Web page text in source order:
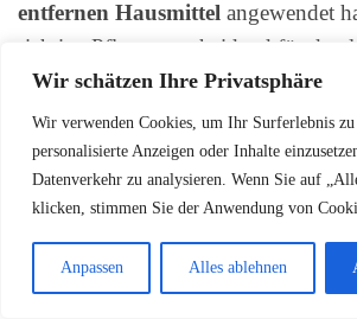
Wir schätzen Ihre Privatsphäre
Wir verwenden Cookies, um Ihr Surferlebnis zu
personalisierte Anzeigen oder Inhalte
Datenverkehr zu analysieren. Wenn Sie auf
klicken, stimmen Sie der Anwendung von
Anpassen Alles ablehnen
entfernen Hausmittel angewendet
richtige Pflege entscheidend für den
Schutz deiner Möbel. Eine
verhindert nicht nur neue
sondern erhält auch die Qualität und
Einrichtung.
Pflegemittel für